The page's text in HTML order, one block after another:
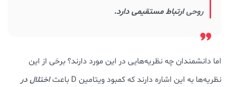
روحیارتباط مستقیمی دارد.
اما دانشمندان چه نظریه‌هایی در این مورد دارند؟ برخی از این
نظریه‌ها به این اشاره دارند که کمبود ویتامین D باعث
اختلال در